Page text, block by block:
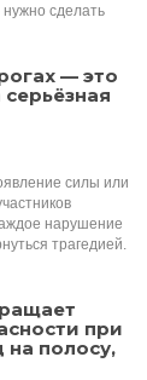
сделать
— это
силы или
нарушение
трагедией.
при
на полосу,